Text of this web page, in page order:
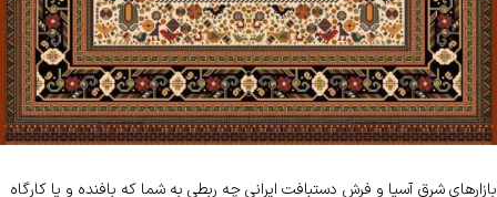
بازارهای شرق آسیا و فرش دستبافت ایرانی چه ربطی به شما که بافنده و یا کارگاه